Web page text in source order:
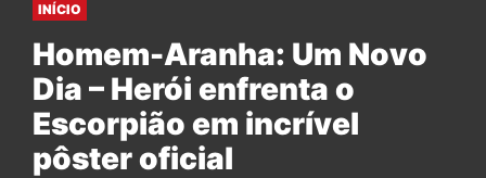
INÍCIO
Homem-Aranha: Um Novo
Dia – Herói enfrenta o
Escorpião em incrível
pôster oficial